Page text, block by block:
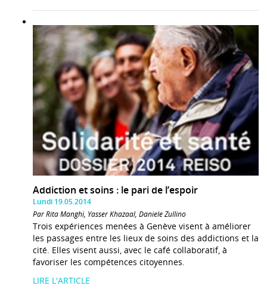
Addiction et soins : le pari de l’espoir
Lundi 19.05.2014
Par Rita Manghi, Yasser Khazaal, Daniele Zullino
Trois expériences menées à Genève visent à améliorer
les passages entre les lieux de soins des addictions et la
cité. Elles visent aussi, avec le café collaboratif, à
favoriser les compétences citoyennes.
LIRE L'ARTICLE